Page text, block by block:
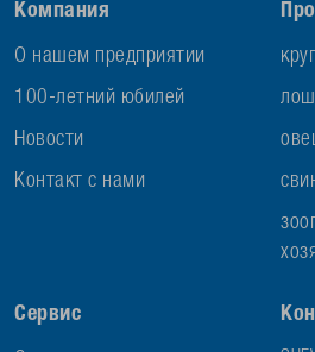
Компания
О нашем предприятии
100-летний юбилей
Новости
Контакт с нами
Сервис